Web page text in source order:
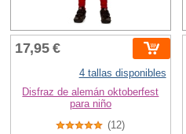
17,95 €
4 tallas disponibles
Disfraz de alemán oktoberfest
para niño
(12)